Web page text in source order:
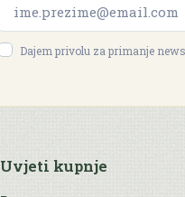
Dajem privolu za primanje
Uvjeti kupnje